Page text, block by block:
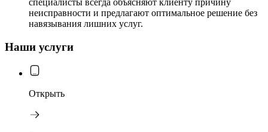
специалисты всегда объясняют клиенту причину
неисправности и предлагают оптимальное решение без
навязывания лишних услуг.
Наши услуги
Открыть